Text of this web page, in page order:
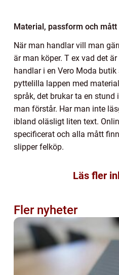
Material, passform och mått
När man handlar vill man
är man köper. T ex vad det
handlar i en Vero Moda
pyttelilla lappen med
språk, det brukar ta en
man förstår. Har man inte
ibland oläsligt liten text.
specificerat och alla mått
slipper felköp.
Läs fler
Fler nyheter